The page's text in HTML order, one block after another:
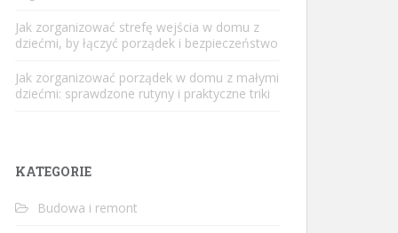
Jak zorganizować strefę wejścia w domu z
dziećmi, by łączyć porządek i bezpieczeństwo
Jak zorganizować porządek w domu z małymi
dziećmi: sprawdzone rutyny i praktyczne triki
KATEGORIE
Budowa i remont